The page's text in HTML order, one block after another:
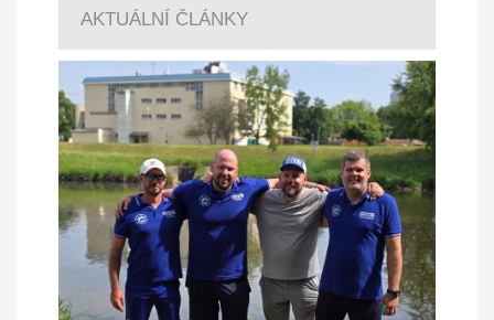
AKTUÁLNÍ ČLÁNKY